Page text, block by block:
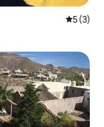
평점 5점
5 (3)